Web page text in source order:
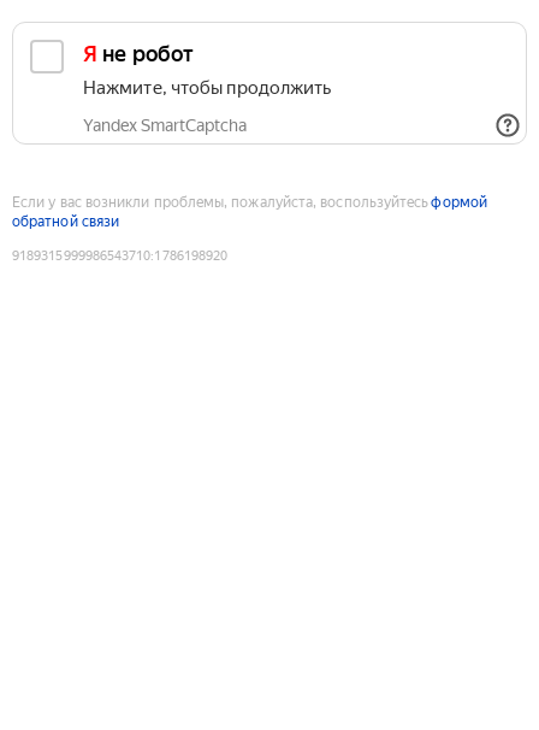
Я не робот
Нажмите, чтобы продолжить
Yandex SmartCaptcha
Если у вас возникли проблемы, пожалуйста, воспользуйтесьформой
обратной связи
9189315999986543710:1786198920